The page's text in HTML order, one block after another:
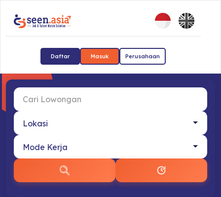
Daftar Masuk Perusahaan